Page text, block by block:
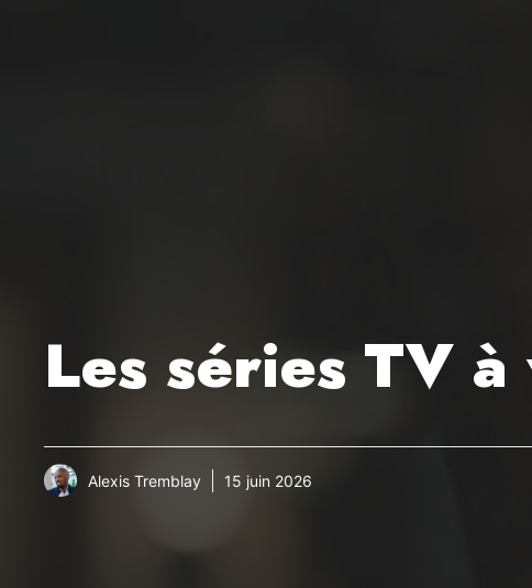
Les séries TV
Alexis Tremblay 15 juin 2026